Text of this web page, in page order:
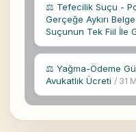
⚖ Tefecilik Suçu -
Gerçeğe Aykırı
Suçunun Tek Fiil İle
⚖ Yağma-Ödeme
Avukatlık Ücreti / 31